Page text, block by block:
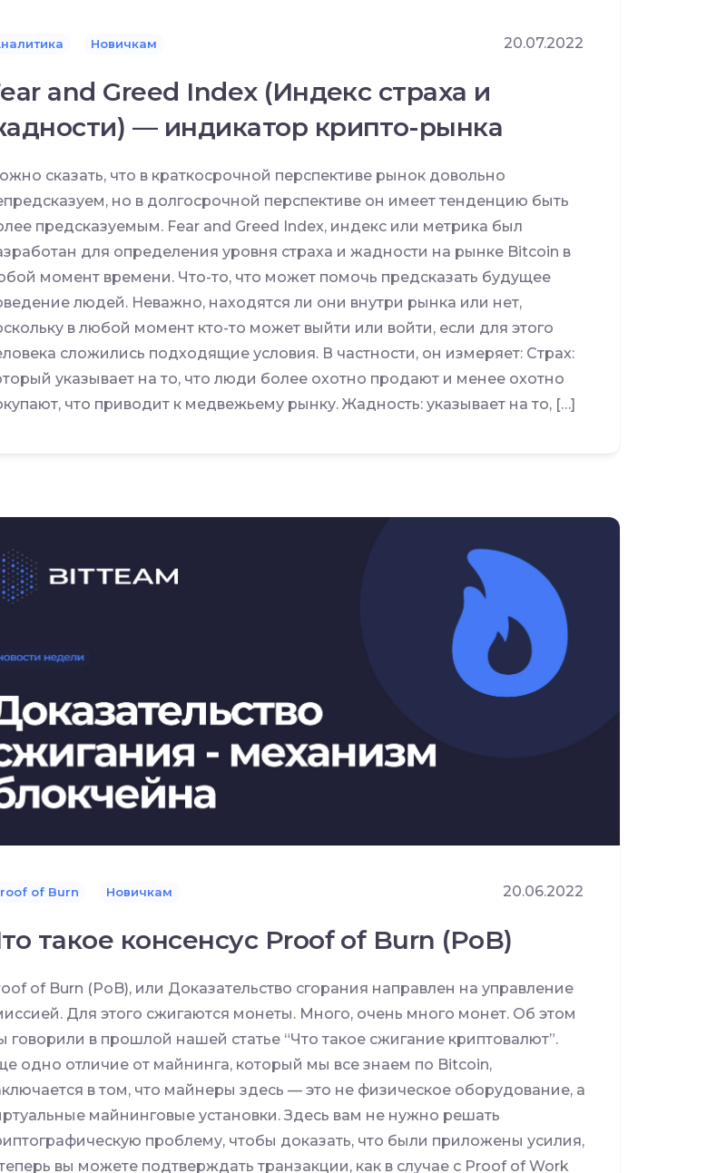
Новичкам 20.07.2022
and Greed Index (Индекс страха и
— индикатор крипто-рынка
сказать, что в краткосрочной перспективе рынок довольно
но в долгосрочной перспективе он имеет тенденцию быть
предсказуемым. Fear and Greed Index, индекс или метрика был
для определения уровня страха и жадности на рынке Bitcoin в
момент времени. Что-то, что может помочь предсказать будущее
людей. Неважно, находятся ли они внутри рынка или нет,
в любой момент кто-то может выйти или войти, если для этого
сложились подходящие условия. В частности, он измеряет: Страх:
указывает на то, что люди более охотно продают и менее охотно
что приводит к медвежьему рынку. Жадность: указывает на то, […]
of Burn Новичкам 20.06.2022
такое консенсус Proof of Burn (PoB)
of Burn (PoB), или Доказательство сгорания направлен на управление
Для этого сжигаются монеты. Много, очень много монет. Об этом
говорили в прошлой нашей статье “Что такое сжигание криптовалют”.
одно отличие от майнинга, который мы все знаем по Bitcoin,
в том, что майнеры здесь — это не физическое оборудование, а
майнинговые установки. Здесь вам не нужно решать
проблему, чтобы доказать, что были приложены усилия,
вы можете подтверждать транзакции, как в случае с Proof of Work